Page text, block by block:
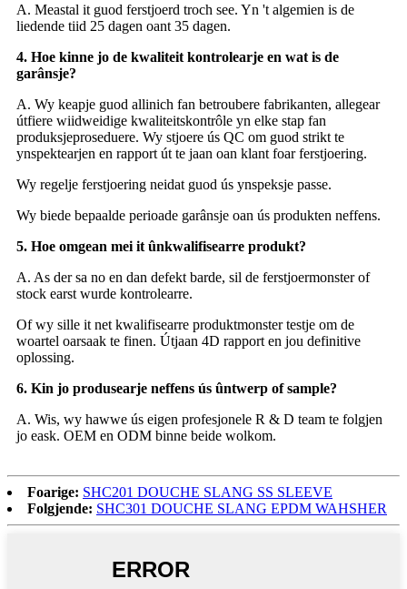
A. Meastal it guod ferstjoerd troch see. Yn 't algemien is de
liedende tiid 25 dagen oant 35 dagen.
4. Hoe kinne jo de kwaliteit kontrolearje en wat is de
garânsje?
A. Wy keapje guod allinich fan betroubere fabrikanten, allegear
útfiere wiidweidige kwaliteitskontrôle yn elke stap fan
produksjeproseduere. Wy stjoere ús QC om guod strikt te
ynspektearjen en rapport út te jaan oan klant foar ferstjoering.
Wy regelje ferstjoering neidat guod ús ynspeksje passe.
Wy biede bepaalde perioade garânsje oan ús produkten neffens.
5. Hoe omgean mei it ûnkwalifisearre produkt?
A. As der sa no en dan defekt barde, sil de ferstjoermonster of
stock earst wurde kontrolearre.
Of wy sille it net kwalifisearre produktmonster testje om de
woartel oarsaak te finen. Útjaan 4D rapport en jou definitive
oplossing.
6. Kin jo produsearje neffens ús ûntwerp of sample?
A. Wis, wy hawwe ús eigen profesjonele R & D team te folgjen
jo eask. OEM en ODM binne beide wolkom.
Foarige: SHC201 DOUCHE SLANG SS SLEEVE
Folgjende: SHC301 DOUCHE SLANG EPDM WAHSHER